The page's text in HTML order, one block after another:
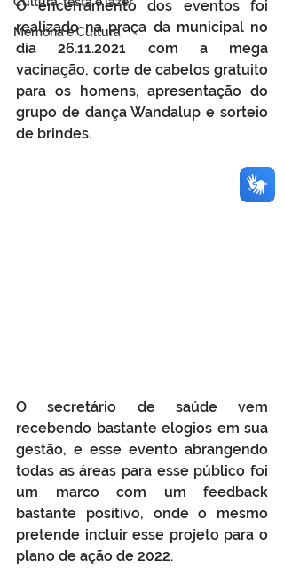
Memória e Cultura
O encerramento dos eventos foi
realizado na praça da municipal no
dia 26.11.2021 com a mega
vacinação, corte de cabelos gratuito
para os homens, apresentação do
grupo de dança Wandalup e sorteio
de brindes.
O secretário de saúde vem
recebendo bastante elogios em sua
gestão, e esse evento abrangendo
todas as áreas para esse público foi
um marco com um feedback
bastante positivo, onde o mesmo
pretende incluir esse projeto para o
plano de ação de 2022.